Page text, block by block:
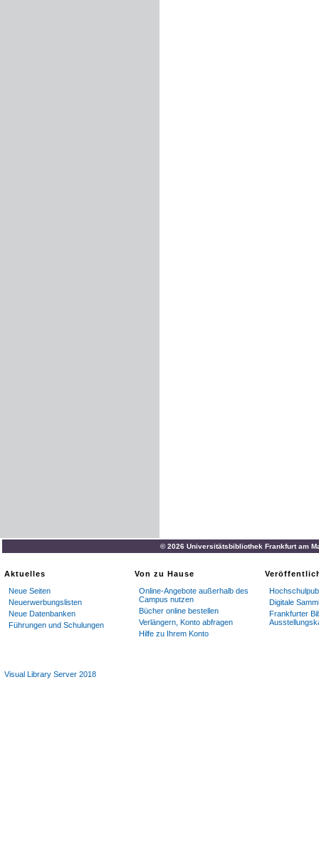
© 2026 Universitätsbibliothek Frankfurt am
Aktuelles
Neue Seiten
Neuerwerbungslisten
Neue Datenbanken
Führungen und Schulungen
Von zu Hause
Online-Angebote außerhalb des
Campus nutzen
Bücher online bestellen
Verlängern, Konto abfragen
Hilfe zu Ihrem Konto
Digitale
Frankfurter
Visual Library Server 2018